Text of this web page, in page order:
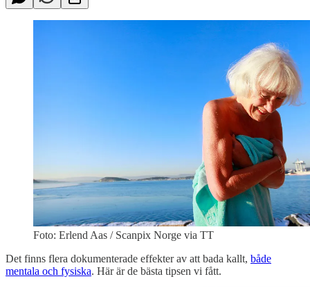
Foto: Erlend Aas / Scanpix Norge via TT
Det finns flera dokumenterade effekter av att bada kallt, både
mentala och fysiska. Här är de bästa tipsen vi fått.